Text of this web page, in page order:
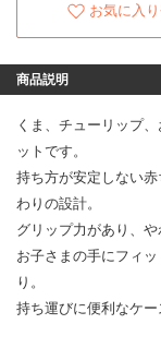
お気に入
商品説明
くま、チューリップ
ットです。
持ち方が安定しない
わりの設計。
グリップ力があり、
お子さまの手にフィ
り。
持ち運びに便利なケー